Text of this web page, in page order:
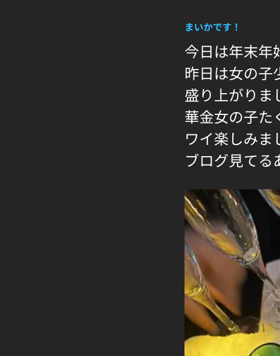
まいかです！
今日は年末年
昨日は女の子
盛り上がり
華金女の子た
ワイ楽しみま
ブログ見てる